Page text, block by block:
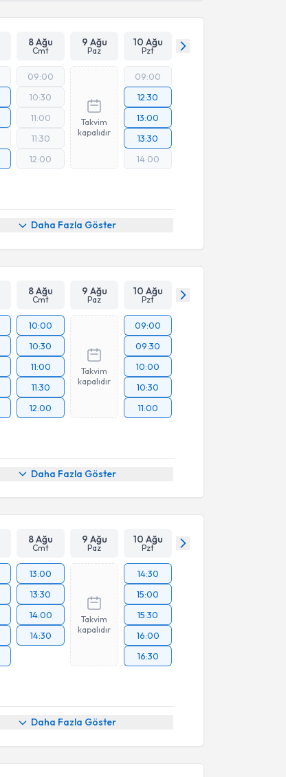
8 Ağu
Cmt
9 Ağu
Paz
10 Ağu
Pzt
09:00
10:30
11:00
11:30
12:00
Takvim
kapalıdır
09:00
12:30
13:00
13:30
14:00
Daha Fazla Göster
8 Ağu
Cmt
9 Ağu
Paz
10 Ağu
Pzt
10:00
10:30
11:00
11:30
12:00
Takvim
kapalıdır
09:00
09:30
10:00
10:30
11:00
Daha Fazla Göster
8 Ağu
Cmt
9 Ağu
Paz
10 Ağu
Pzt
13:00
13:30
14:00
14:30
Takvim
kapalıdır
14:30
15:00
15:30
16:00
16:30
Daha Fazla Göster